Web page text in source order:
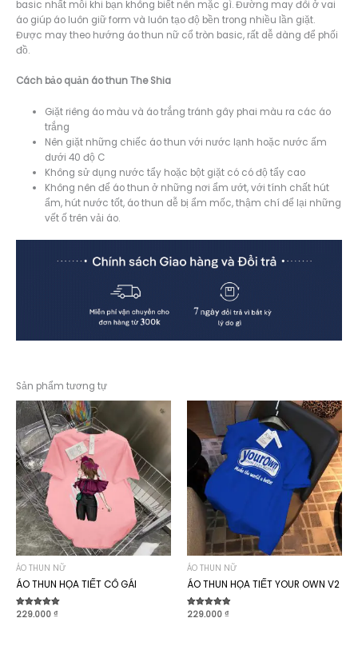
basic nhất mỗi khi bạn không biết nên mặc gì. Đường may đôi ở vai
áo giúp áo luôn giữ form và luôn tạo độ bền trong nhiều lần giặt.
Được may theo hướng áo thun nữ cổ tròn basic, rất dễ dàng để phối
đồ.
Cách bảo quản áo thun The Shia
Giặt riêng áo màu và áo trắng tránh gây phai màu ra các áo
trắng
Nên giặt những chiếc áo thun với nước lạnh hoặc nước ấm
dưới 40 độ C
Không sử dụng nước tẩy hoặc bột giặt có có độ tẩy cao
Không nên để áo thun ở những nơi ẩm ướt, với tính chất hút
ẩm, hút nước tốt, áo thun dễ bị ẩm mốc, thậm chí để lại những
vết ố trên vải áo.
Sản phẩm tương tự
ÁO THUN NỮ
ÁO THUN HỌA TIẾT CÔ GÁI
Được xếp
229.000 ₫
ÁO THUN NỮ
ÁO THUN HỌA TIẾT YOUR OWN V2
Được xếp
229.000 ₫